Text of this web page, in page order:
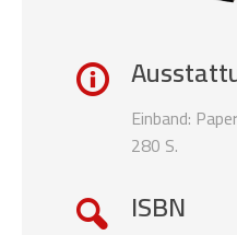
Einband:
280 S.
ISBN